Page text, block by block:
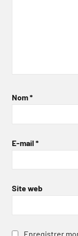
Nom*
E-mail *
Site web
Enregistrer